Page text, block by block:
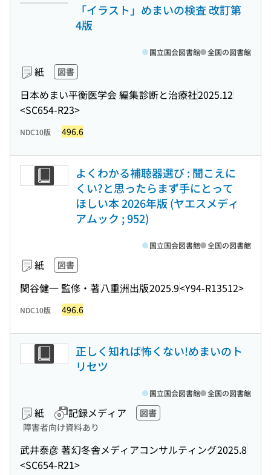
「イラスト」めまいの検査 改訂第
4版
紙 図書
日本めまい平衡医学会 編集診断と治療社2025.12
<SC654-R23>
国立国会図書館 全国の図書館
NDC10版 496.6
よくわかる補聴器選び : 聞こえに
くい?と思ったらまず手にとって
ほしい本 2026年版 (ヤエスメディ
アムック ; 952)
紙 図書
関谷健一 監修・著八重洲出版2025.9<Y94-R13512>
国立国会図書館 全国の図書館
NDC10版 496.6
正しく知れば怖くない!めまいのト
リセツ
紙 記録メディア
図書
障害者向け資料あり
武井泰彦 著幻冬舎メディアコンサルティング2025.8
<SC654-R21>
国立国会図書館 全国の図書館